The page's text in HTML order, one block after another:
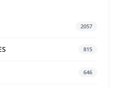
2057
815
646